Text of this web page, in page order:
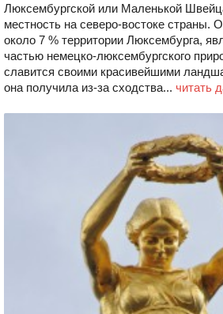
Люксембургской или Маленькой
местность на северо-востоке страны.
около 7 % территории Люксембурга,
частью немецко-люксембургского
славится своими красивейшими
она получила из-за сходства... читать